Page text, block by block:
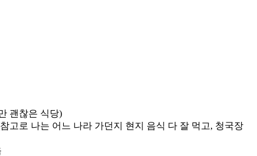
괜찮은 식당)
고로 나는 어느 나라 가던지 현지 음식 다 잘 먹고, 청국장